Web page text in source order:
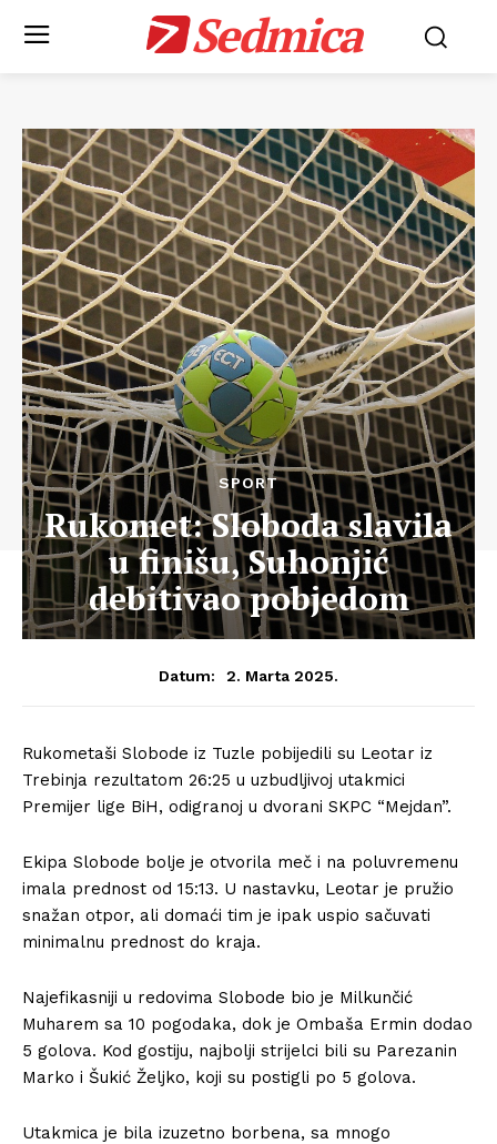
Sedmica
SPORT
Rukomet: Sloboda slavila
u finišu, Suhonjić
debitivao pobjedom
Datum: 2. Marta 2025.
Rukometaši Slobode iz Tuzle pobijedili su Leotar iz
Trebinja rezultatom 26:25 u uzbudljivoj utakmici
Premijer lige BiH, odigranoj u dvorani SKPC “Mejdan”.
Ekipa Slobode bolje je otvorila meč i na poluvremenu
imala prednost od 15:13. U nastavku, Leotar je pružio
snažan otpor, ali domaći tim je ipak uspio sačuvati
minimalnu prednost do kraja.
Najefikasniji u redovima Slobode bio je Milkunčić
Muharem sa 10 pogodaka, dok je Ombaša Ermin dodao
5 golova. Kod gostiju, najbolji strijelci bili su Parezanin
Marko i Šukić Željko, koji su postigli po 5 golova.
Utakmica je bila izuzetno borbena, sa mnogo